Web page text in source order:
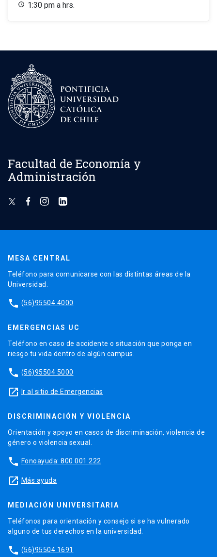
1:30 pm a hrs.
Facultad de Economía y
Administración
MESA CENTRAL
Teléfono para comunicarse con las distintas áreas de la
Universidad.
phone (56)95504 4000
EMERGENCIAS UC
Teléfono en caso de accidente o situación que ponga en
riesgo tu vida dentro de algún campus.
phone (56)95504 5000
launch Ir al sitio de Emergencias
DISCRIMINACIÓN Y VIOLENCIA
Orientación y apoyo en casos de discriminación, violencia de
género o violencia sexual.
phone Fonoayuda: 800 001 222
launch Más ayuda
MEDIACIÓN UNIVERSITARIA
Teléfonos para orientación y consejo si se ha vulnerado
alguno de tus derechos en la universidad.
phone (56)95504 1691